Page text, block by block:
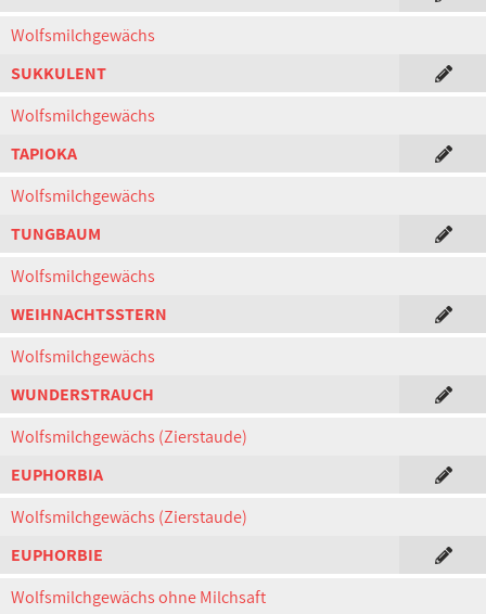
Wolfsmilchgewächs
SUKKULENT
Wolfsmilchgewächs
TAPIOKA
Wolfsmilchgewächs
TUNGBAUM
Wolfsmilchgewächs
WEIHNACHTSSTERN
Wolfsmilchgewächs
WUNDERSTRAUCH
Wolfsmilchgewächs (Zierstaude)
EUPHORBIA
Wolfsmilchgewächs (Zierstaude)
EUPHORBIE
Wolfsmilchgewächs ohne Milchsaft